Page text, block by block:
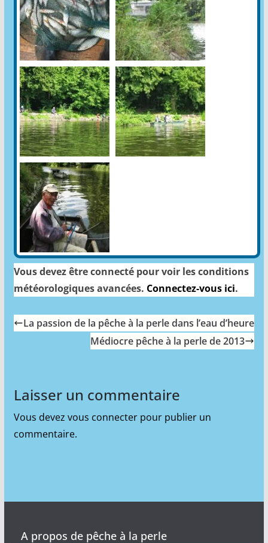
Vous devez être connecté pour voir les conditions
météorologiques avancées. Connectez-vous ici.
La passion de la pêche à la perle dans l’eau d’heure
Médiocre pêche à la perle de 2013
Laisser un commentaire
Vous devez vous connecterpour publier un
commentaire.
A propos de pêche à la perle